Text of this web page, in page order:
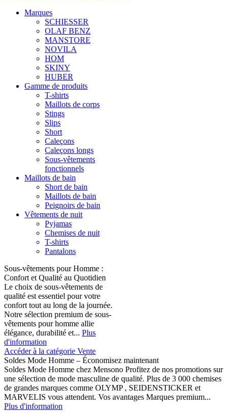
Marques
SCHIESSER
OLAF BENZ
MANSTORE
NOVILA
HOM
SKINY
HUBER
Gamme de produits
T-shirts
Maillots de corps
Stings
Slips
Short
Caleçons
Caleçons longs
Sous-vêtements
fonctionnels
Maillots de bain
Short de bain
Maillots de bain
Peignoirs de bain
Vêtements de nuit
Pyjamas
Chemises de nuit
T-shirts
Pantalons
Sous-vêtements pour Homme :
Confort et Qualité au Quotidien
Le choix de sous-vêtements de
qualité est essentiel pour votre
confort tout au long de la journée.
Notre sélection premium de sous-
vêtements pour homme allie
élégance, durabilité et... Plus
d'information
Accéder à la catégorie Vente
Soldes Mode Homme – Économisez maintenant
Soldes Mode Homme chez Mensono Profitez de nos promotions sur
une sélection de mode masculine de qualité. Plus de 3 000 chemises
de grandes marques comme OLYMP , SEIDENSTICKER et
MARVELIS vous attendent. Vos avantages Marques premium...
Plus d'information